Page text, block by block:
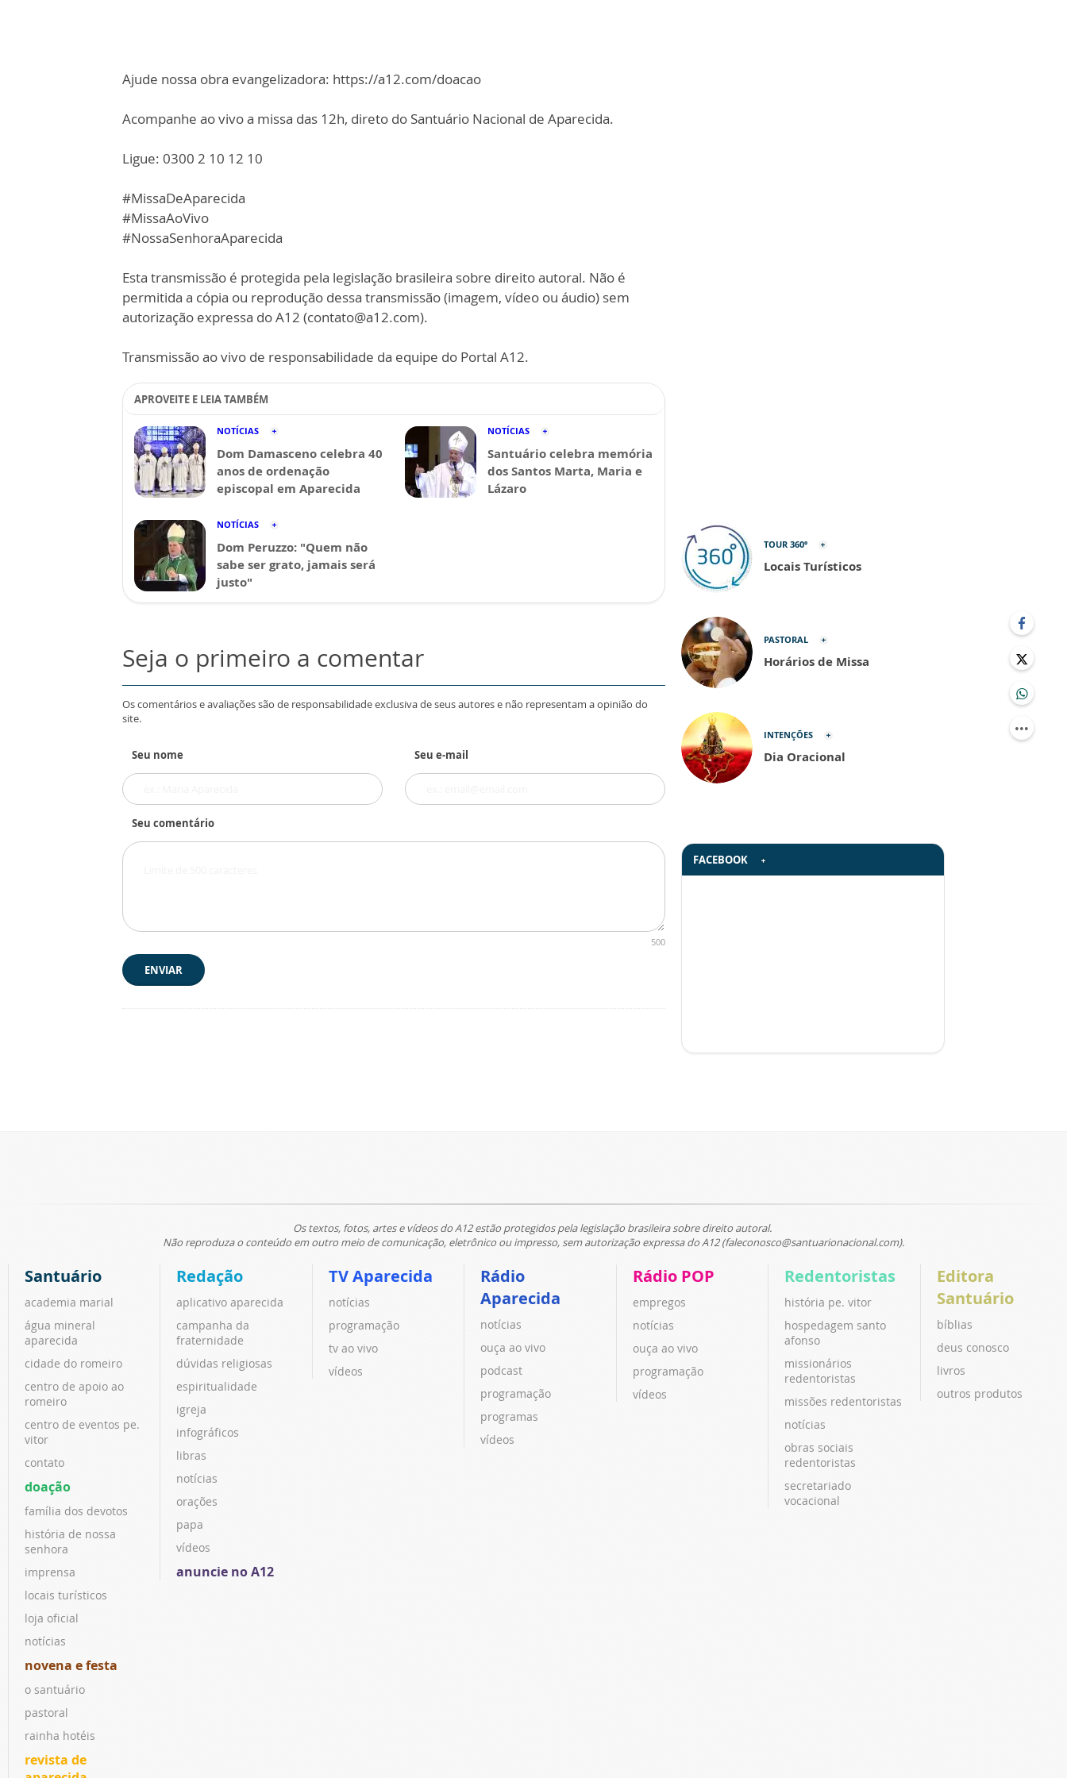
Ajude nossa obra evangelizadora: https://a12.com/doacao
Acompanhe ao vivo a missa das 12h, direto do Santuário Nacional de Aparecida.
Ligue: 0300 2 10 12 10
#MissaDeAparecida
#MissaAoVivo
#NossaSenhoraAparecida
Esta transmissão é protegida pela legislação brasileira sobre direito autoral. Não é
permitida a cópia ou reprodução dessa transmissão (imagem, vídeo ou áudio) sem
autorização expressa do A12 (contato@a12.com).
Transmissão ao vivo de responsabilidade da equipe do Portal A12.
APROVEITE E LEIA TAMBÉM
NOTÍCIAS
Dom Damasceno celebra 40
anos de ordenação
episcopal em Aparecida
NOTÍCIAS
Santuário celebra memória
dos Santos Marta, Maria e
Lázaro
NOTÍCIAS
Dom Peruzzo: "Quem não
sabe ser grato, jamais será
justo"
Seja o primeiro a comentar
Os comentários e avaliações são de responsabilidade exclusiva de seus autores e não representam a opinião do
site.
Seu nome Seu e-mail
Seu comentário
500
ENVIAR
TOUR 360º
Locais Turísticos
PASTORAL
Horários de Missa
INTENÇÕES
Dia Oracional
FACEBOOK
Os textos, fotos, artes e vídeos do A12 estão protegidos pela legislação brasileira sobre direito autoral.
Não reproduza o conteúdo em outro meio de comunicação, eletrônico ou impresso, sem autorização expressa do A12 (faleconosco@santuarionacional.com).
Santuário
academia marial
água mineral
aparecida
cidade do romeiro
centro de apoio ao
romeiro
centro de eventos pe.
vitor
contato
doação
família dos devotos
história de nossa
senhora
imprensa
locais turísticos
loja oficial
notícias
novena e festa
o santuário
pastoral
rainha hotéis
revista de
Redação
aplicativo aparecida
campanha da
fraternidade
dúvidas religiosas
espiritualidade
igreja
infográficos
libras
notícias
orações
papa
vídeos
anuncie no A12
TV Aparecida
notícias
programação
tv ao vivo
vídeos
Rádio
Aparecida
notícias
ouça ao vivo
podcast
programação
programas
vídeos
Rádio POP
empregos
notícias
ouça ao vivo
programação
vídeos
Redentoristas
história pe. vitor
hospedagem santo
afonso
missionários
redentoristas
missões redentoristas
notícias
obras sociais
redentoristas
secretariado
vocacional
Editora
Santuário
bíblias
deus conosco
livros
outros produtos